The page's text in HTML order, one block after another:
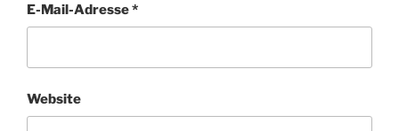
E-Mail-Adresse*
Website